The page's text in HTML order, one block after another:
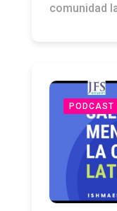
comunidad
PODCAST